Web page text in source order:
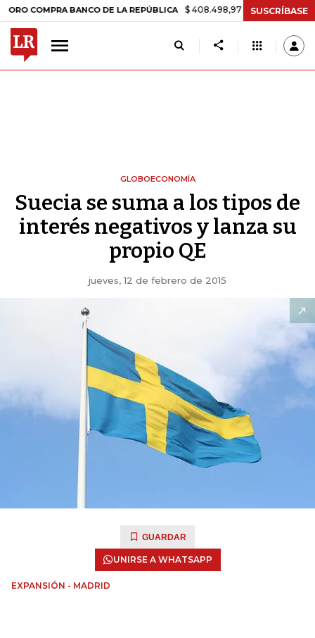
BANCO DE LA REPÚBLICA $ 408.498,97 +$ 8.753,81 +2,19%
SUSCRÍBASE
GLOBOECONOMÍA
Suecia se suma a los tipos de
interés negativos y lanza su
propio QE
jueves, 12 de febrero de 2015
GUARDAR
UNIRSE A WHATSAPP
EXPANSIÓN - MADRID